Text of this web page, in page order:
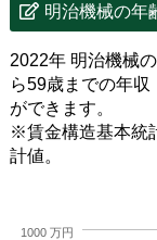
明治機械の年
2022年 明治機械
ら59歳までの年収
ができます。
※賃金構造基本統
計値。
1000 万円